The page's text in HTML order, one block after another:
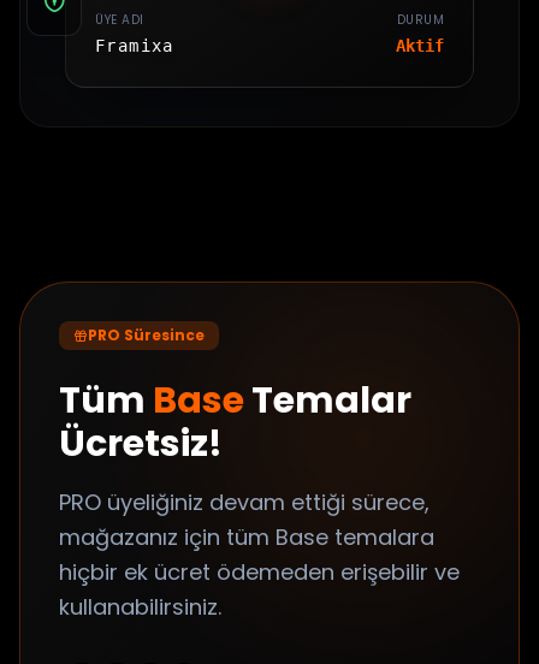
ÜYE ADI
Framixa
DURUM
Aktif
PRO Süresince
Tüm BaseTemalar
Ücretsiz!
PRO üyeliğiniz devam ettiği sürece,
mağazanız için tüm Base temalara
hiçbir ek ücret ödemeden erişebilir ve
kullanabilirsiniz.